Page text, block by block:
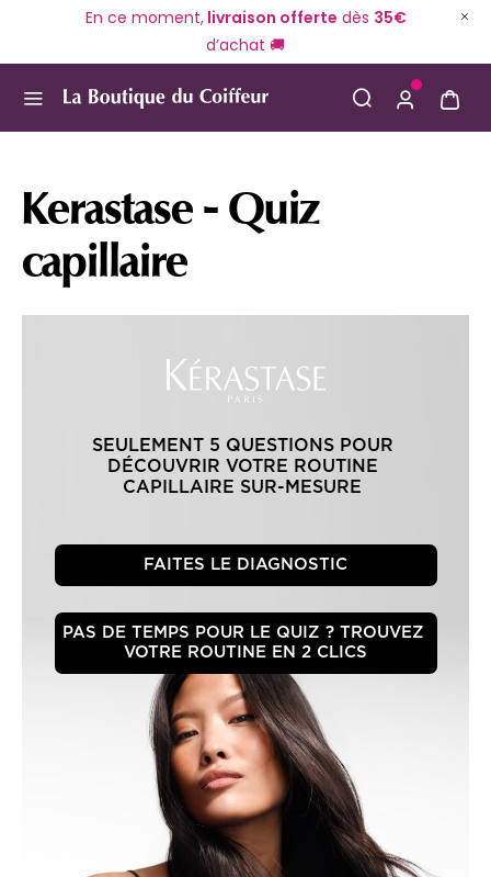
En ce moment,livraison offerte dès 35€
d’achat 🚚
Kerastase - Quiz
capillaire